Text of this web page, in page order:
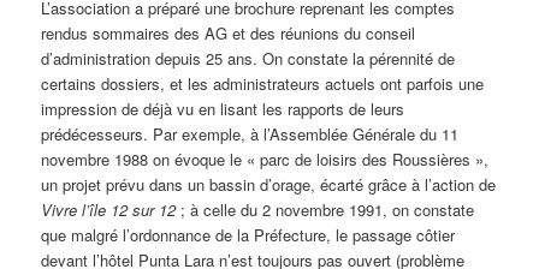
L’association a préparé une brochure reprenant les comptes
rendus sommaires des AG et des réunions du conseil
d’administration depuis 25 ans. On constate la pérennité de
certains dossiers, et les administrateurs actuels ont parfois une
impression de déjà vu en lisant les rapports de leurs
prédécesseurs. Par exemple, à l’Assemblée Générale du 11
novembre 1988 on évoque le « parc de loisirs des Roussières »,
un projet prévu dans un bassin d’orage, écarté grâce à l’action de
Vivre l’île 12 sur 12; à celle du 2 novembre 1991, on constate
que malgré l’ordonnance de la Préfecture, le passage côtier
devant l’hôtel Punta Lara n’est toujours pas ouvert (problème